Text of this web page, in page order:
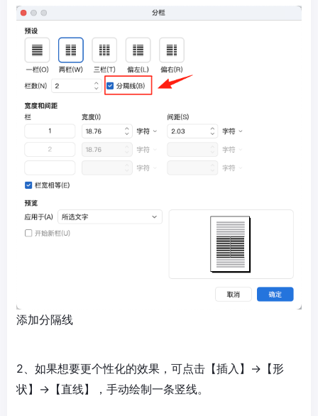
添加分隔线
2、如果想要更个性化的效果，可点击【插入】→【形
状】→【直线】，手动绘制一条竖线。